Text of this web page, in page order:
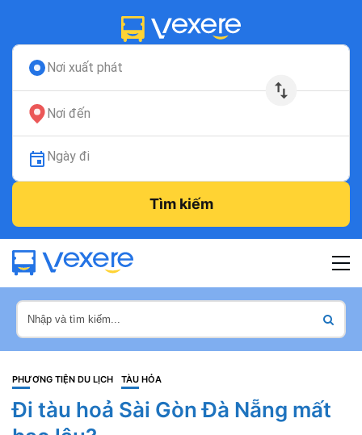
Nơi xuất phát
Nơi đến
Ngày đi
Tìm kiếm
PHƯƠNG TIỆN DU LỊCH TÀU HỎA
Đi tàu hoả Sài Gòn Đà Nẵng mất